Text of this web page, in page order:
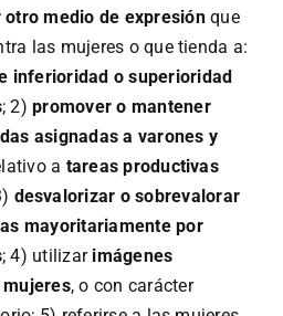
otro medio de expresiónque
las mujeres o que tienda a:
inferioridad o superioridad
; 2)promover o mantener
asignadas a varones y
a tareas productivas
desvalorizar o sobrevalorar
mayoritariamente por
; 4) utilizar imágenes
, o con carácter